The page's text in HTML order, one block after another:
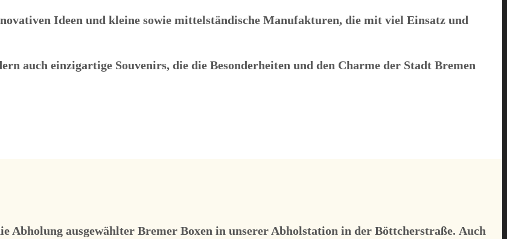
Ideen und kleine sowie mittelständische Manufakturen, die mit viel Einsatz und
auch einzigartige Souvenirs, die die Besonderheiten und den Charme der Stadt Bremen
Abholung ausgewählter Bremer Boxen in unserer Abholstation in der Böttcherstraße. Auch